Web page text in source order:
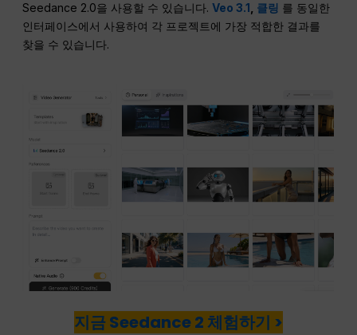
Seedance 2.0을 사용할 수 있습니다.Veo 3.1 클링 를 동일한
인터페이스에서 사용하여 각 프로젝트에 가장 적합한 결과를
찾을 수 있습니다.
지금 Seedance 2 체험하기 >